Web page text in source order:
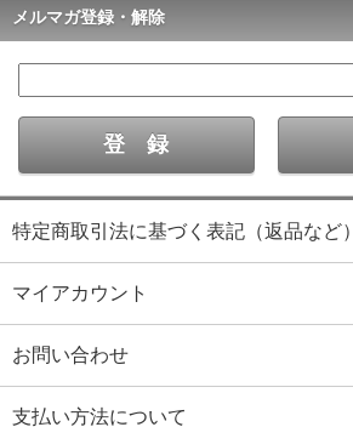
メルマガ登録・解除
特定商取引法に基づく表記（返品など）
マイアカウント
お問い合わせ
支払い方法について